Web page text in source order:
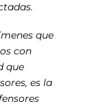
que
con
que
es la